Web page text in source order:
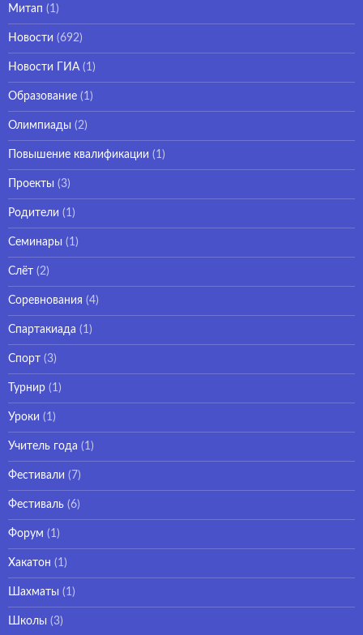
Митап (1)
Новости (692)
Новости ГИА (1)
Образование (1)
Олимпиады (2)
Повышение квалификации (1)
Проекты (3)
Родители (1)
Семинары (1)
Слёт (2)
Соревнования (4)
Спартакиада (1)
Спорт (3)
Турнир (1)
Уроки (1)
Учитель года (1)
Фестивали (7)
Фестиваль (6)
Форум (1)
Хакатон (1)
Шахматы (1)
Школы (3)